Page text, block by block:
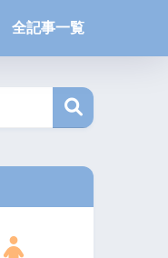
全記事一覧